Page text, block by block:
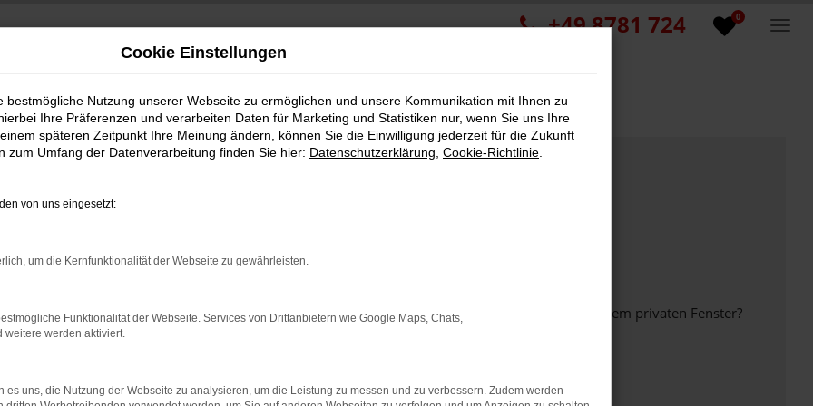
0
+49 8781 724
bestimmter Seiten verhindern. Funktioniert die Seite in einem anderen Browser oder in einem privaten Fenster?
beheben.
auf dem neuesten Stand sind.
Cookie Einstellungen
bestmögliche Nutzung unserer Webseite zu ermöglichen und unsere Kommunikation mit Ihnen zu
Ihre Präferenzen und verarbeiten Daten für Marketing und Statistiken nur, wenn Sie uns Ihre
späteren Zeitpunkt Ihre Meinung ändern, können Sie die Einwilligung jederzeit für die Zukunft
zum Umfang der Datenverarbeitung finden Sie hier: Datenschutzerklärung Cookie-Richtlinie
von uns eingesetzt:
um die Kernfunktionalität der Webseite zu gewährleisten.
Funktionalität der Webseite. Services von Drittanbietern wie Google Maps, Chats,
weitere werden aktiviert.
es uns, die Nutzung der Webseite zu analysieren, um die Leistung zu messen und zu verbessern. Zudem werden